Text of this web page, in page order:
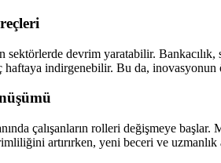
devrim yaratabilir.
indirgenebilir. Bu da, inovasyonun
çalışanların rolleri değişmeye
artırırken, yeni beceri ve uzmanlık